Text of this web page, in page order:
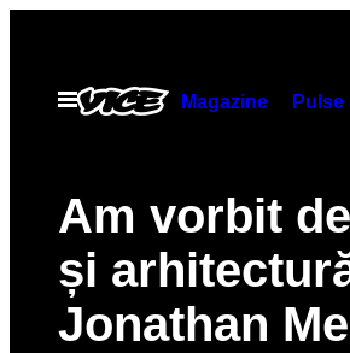
contentOpen
Menu
Magazine Pulse
Am vorbit
și
Jonathan